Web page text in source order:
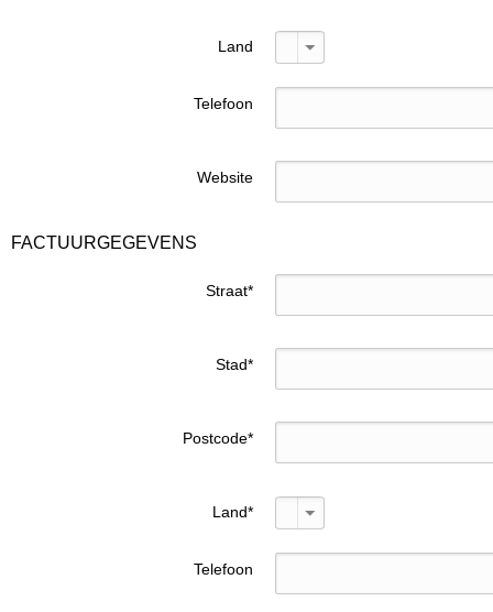
Land
Telefoon
Website
FACTUURGEGEVENS
Straat*
Stad*
Postcode*
Land*
Telefoon